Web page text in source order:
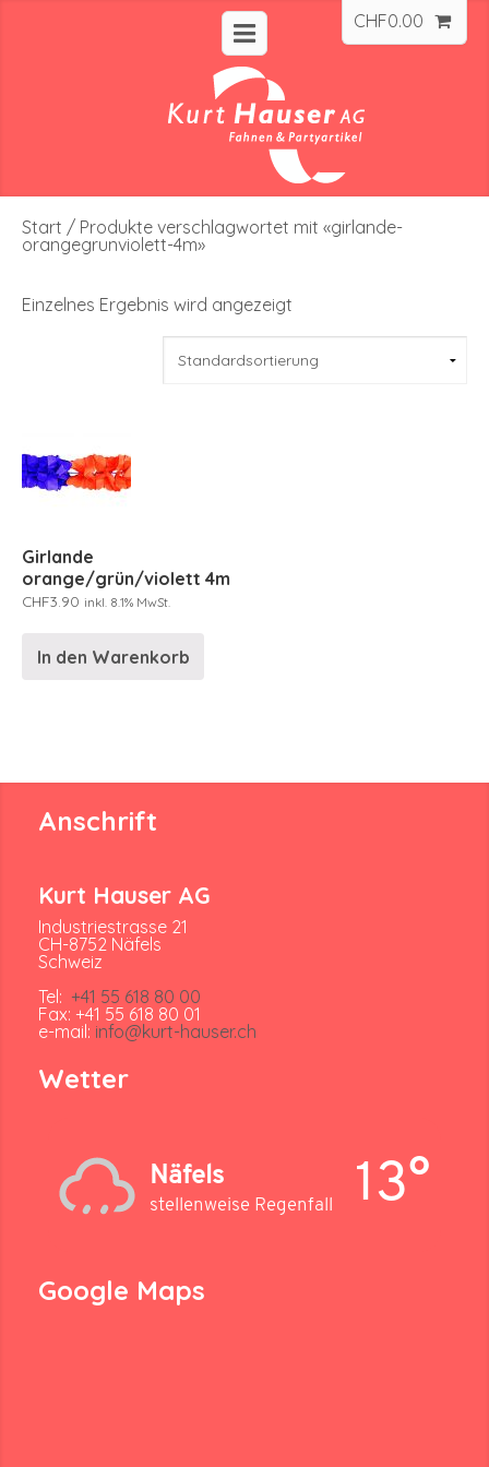
CHF0.00
Start / Produkte verschlagwortet mit «girlande-
orangegrunviolett-4m»
Einzelnes Ergebnis wird angezeigt
Girlande
orange/grün/violett 4m
CHF3.90 inkl. 8.1% MwSt.
In den Warenkorb
Anschrift
Kurt Hauser AG
Industriestrasse 21
CH-8752 Näfels
Schweiz
Tel: +41 55 618 80 00
Fax: +41 55 618 80 01
e-mail: info@kurt-hauser.ch
Wetter
Näfels
stellenweise Regenfall 13°
Google Maps